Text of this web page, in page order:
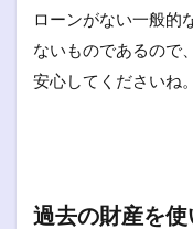
ローンがない一般的
ないものであるので
安心してくださいね。
過去の財産を